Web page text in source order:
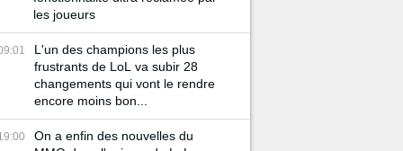
les joueurs
L'un des champions les plus
frustrants de LoL va subir 28
changements qui vont le rendre
encore moins bon...
On a enfin des nouvelles du